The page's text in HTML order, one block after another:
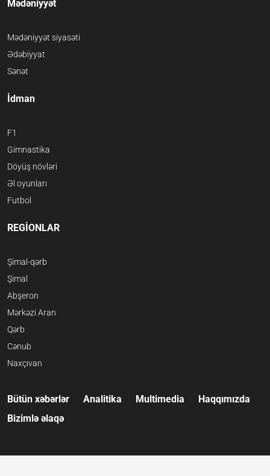
Mədəniyyət
Mədəniyyət siyasəti
Ədəbiyyat
Sənət
İdman
F1
Gimnastika
Döyüş növləri
Əl oyunları
Futbol
REGİONLAR
Şimal-qərb
Şimal
Abşeron
Mərkəzi Aran
Qərb
Cənub
Naxçıvan
Bütün xəbərlər Analitika Multimedia
Haqqımızda
Bizimlə əlaqə